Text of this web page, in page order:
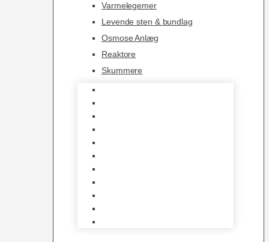
Varmelegemer
Levende sten & bundlag
Osmose Anlæg
Reaktore
Skummere